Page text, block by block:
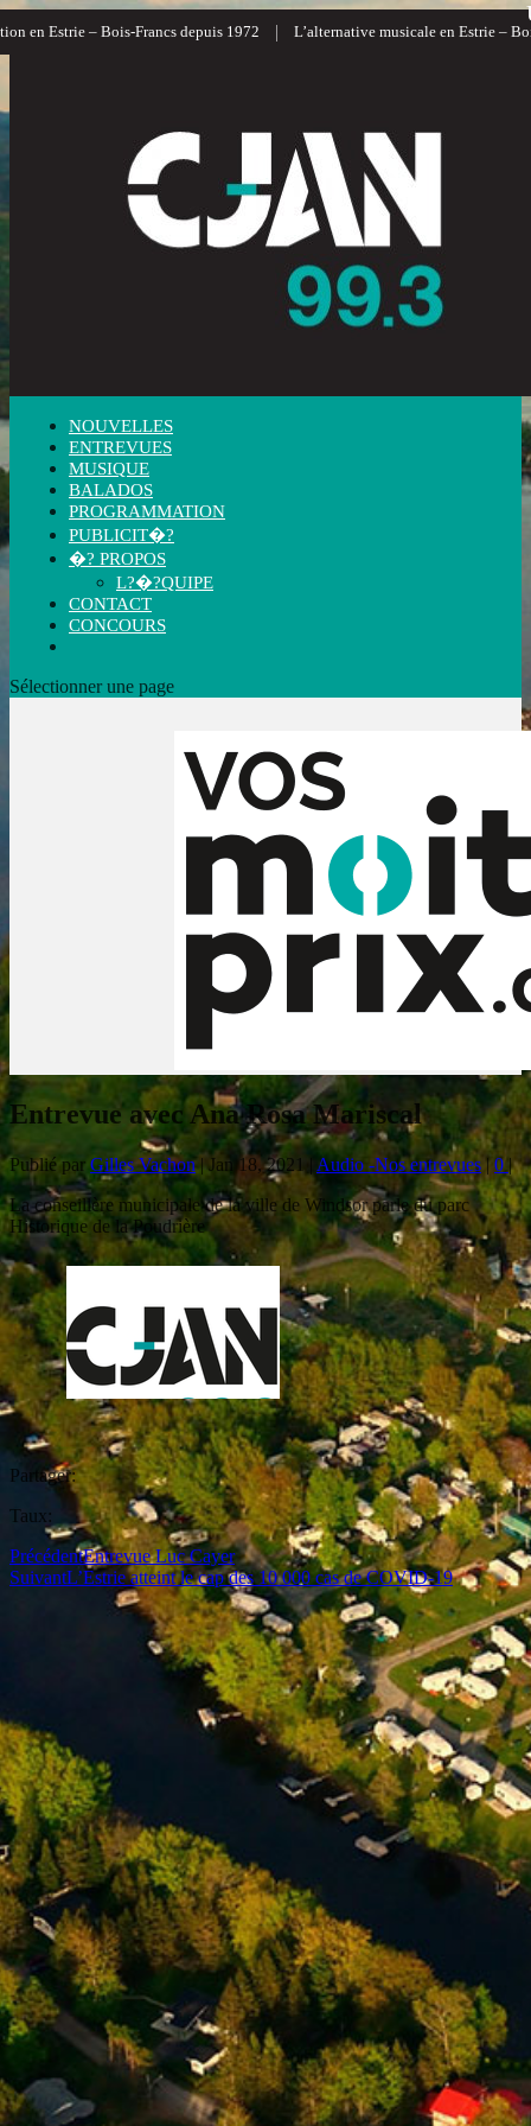
en Estrie – Bois-Francs depuis 1972 | L’alternative musicale en Estrie – Bois-
NOUVELLES
ENTREVUES
MUSIQUE
BALADOS
PROGRAMMATION
PUBLICIT�?
�? PROPOS
L?�?QUIPE
CONTACT
CONCOURS
Sélectionner une page
Entrevue avec Ana Rosa Mariscal
Publié par Gilles Vachon|Jan 18, 2021 Audio -Nos entrevues |0|
La conseillère municipale de la ville de Windsor parle du parc
Historique de la Poudrière
Partager:
Taux:
PrécédentEntrevue Luc Cayer
SuivantL’Estrie atteint le cap des 10 000 cas de COVID-19